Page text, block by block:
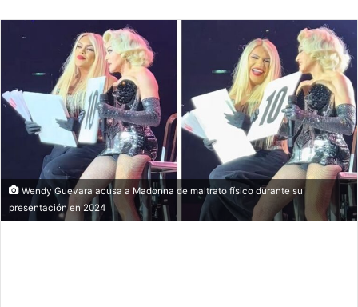
email
Wendy Guevara acusa a Madonna de maltrato físico durante su
presentación en 2024